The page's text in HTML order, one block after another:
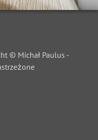
© Michał Paulus -